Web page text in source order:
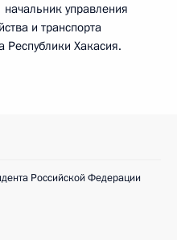
управления
и транспорта
Республики Хакасия.
Российской Федерации